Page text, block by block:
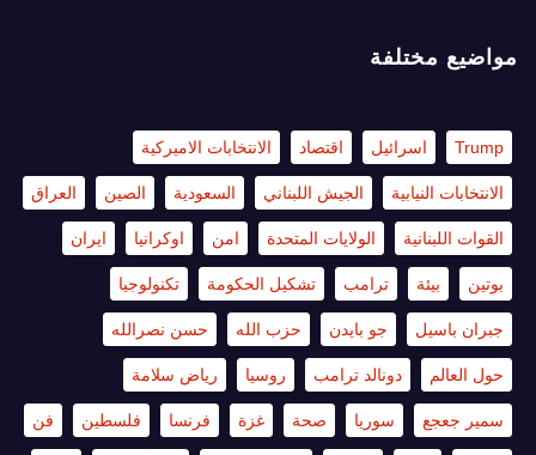
مواضيع مختلفة
Trump اسرائيل اقتصاد الانتخابات الاميركية
الانتخابات النيابية الجيش اللبناني السعودية الصين العراق
القوات اللبنانية الولايات المتحدة امن اوكرانيا ايران
بوتين بيئة ترامب تشكيل الحكومة تكنولوجيا
جبران باسيل جو بايدن حزب الله حسن نصرالله
حول العالم دونالد ترامب روسيا رياض سلامة
سمير جعجع سوريا صحة غزة فرنسا فلسطين فن